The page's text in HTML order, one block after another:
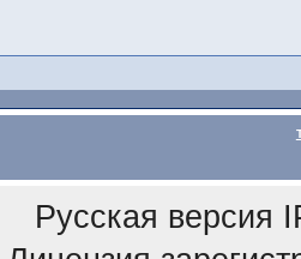
Русская версия